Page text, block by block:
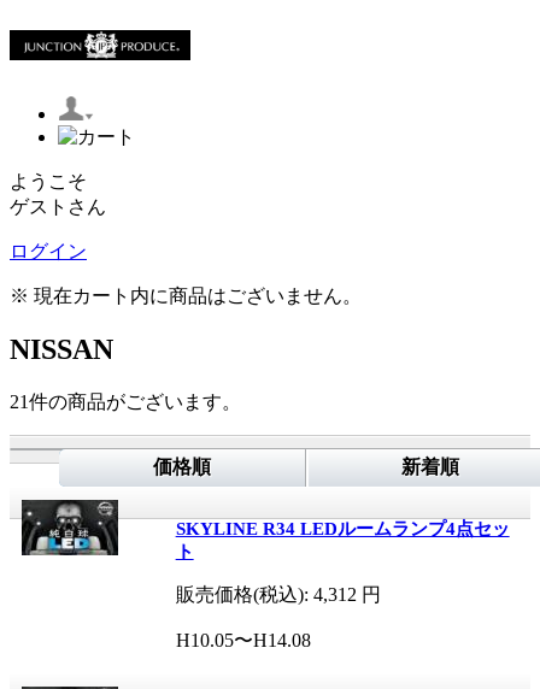
ようこそ
ゲストさん
ログイン
※ 現在カート内に商品はございません。
NISSAN
21件の商品がございます。
価格順 新着順
SKYLINE R34 LEDルームランプ4点セッ
ト
販売価格(税込): 4,312 円
H10.05〜H14.08